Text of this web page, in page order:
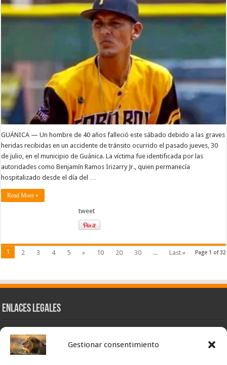
Gestionar consentimiento
GUÁNICA — Un hombre de 40 años falleció este sábado debido a las graves
heridas recibidas en un accidente de tránsito ocurrido el pasado jueves, 30
de julio, en el municipio de Guánica. La víctima fue identificada por las
autoridades como Benjamín Ramos Irizarry Jr., quien permanecía
hospitalizado desde el día del …
Read More »
tweet
Page 1 of 32
1 2 3 4 5 » 10 20 30 ... Last »
Enlaces Legales
Nuestra Esencia
Pulso Global